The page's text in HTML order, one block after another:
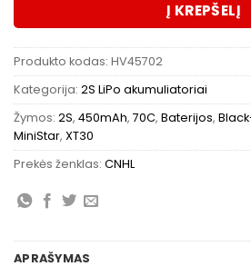
Į KREPŠELĮ
Produkto kodas: HV45702
Kategorija: 2S LiPo akumuliatoriai
Žymos: 2S, 450mAh, 70C, Baterijos,
MiniStar, XT30
Prekės ženklas: CNHL
APRAŠYMAS